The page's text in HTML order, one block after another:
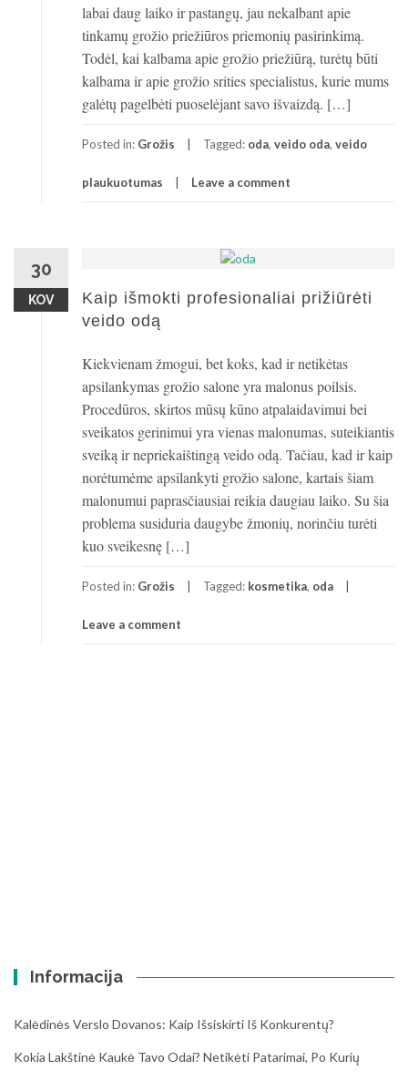
labai daug laiko ir pastangų, jau nekalbant apie
tinkamų grožio priežiūros priemonių pasirinkimą.
Todėl, kai kalbama apie grožio priežiūrą, turėtų būti
kalbama ir apie grožio srities specialistus, kurie mums
galėtų pagelbėti puoselėjant savo išvaizdą. […]
Posted in: Grožis Tagged: oda, veido oda, veido
plaukuotumas Leave a comment
30
KOV
Kaip išmokti profesionaliai prižiūrėti
veido odą
Kiekvienam žmogui, bet koks, kad ir netikėtas
apsilankymas grožio salone yra malonus poilsis.
Procedūros, skirtos mūsų kūno atpalaidavimui bei
sveikatos gerinimui yra vienas malonumas, suteikiantis
sveiką ir nepriekaištingą veido odą. Tačiau, kad ir kaip
norėtumėme apsilankyti grožio salone, kartais šiam
malonumui paprasčiausiai reikia daugiau laiko. Su šia
problema susiduria daugybe žmonių, norinčiu turėti
kuo sveikesnę […]
Posted in: Grožis Tagged: kosmetika, oda
Leave a comment
Informacija
Kalėdinės Verslo Dovanos: Kaip Išsiskirti Iš Konkurentų?
Kokia Lakštinė Kaukė Tavo Odai? Netikėti Patarimai, Po Kurių